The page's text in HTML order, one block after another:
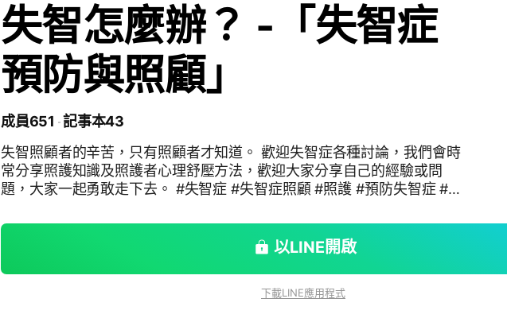
失智怎麼辦？ -「失智症
預防與照顧」
成員651 記事本43
失智照顧者的辛苦，只有照顧者才知道。 歡迎失智症各種討論，我們會時
常分享照護知識及照護者心理舒壓方法，歡迎大家分享自己的經驗或問
題，大家一起勇敢走下去。 #失智症 #失智症照顧 #照護 #預防失智症 #
以LINE開啟
下載LINE應用程式